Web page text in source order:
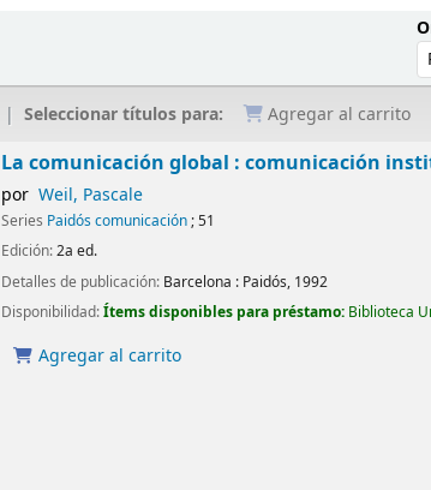
Seleccionar títulos para: Agregar al carrito
La comunicación global : comunicación
por Weil, Pascale
Series Paidós comunicación; 51
Edición:2a ed.
Detalles de publicación: Barcelona : Paidós, 1992
Disponibilidad:Ítems disponibles para préstamo: Biblioteca
Agregar al carrito